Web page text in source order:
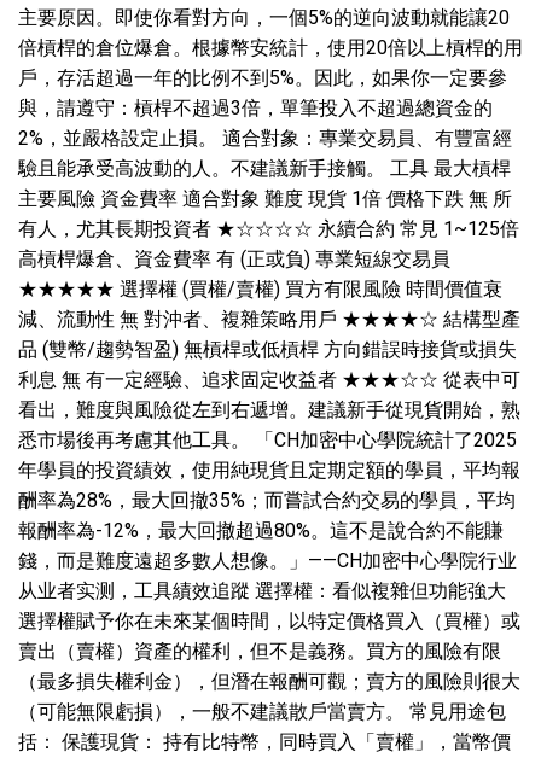
主要原因。即使你看對方向，一個5%的逆向波動就能讓20
倍槓桿的倉位爆倉。根據幣安統計，使用20倍以上槓桿的用
戶，存活超過一年的比例不到5%。因此，如果你一定要參
與，請遵守：槓桿不超過3倍，單筆投入不超過總資金的
2%，並嚴格設定止損。 適合對象：專業交易員、有豐富經
驗且能承受高波動的人。不建議新手接觸。 工具 最大槓桿
主要風險 資金費率 適合對象 難度 現貨 1倍 價格下跌 無 所
有人，尤其長期投資者 ★☆☆☆☆ 永續合約 常見 1~125倍
高槓桿爆倉、資金費率 有 (正或負) 專業短線交易員
★★★★★ 選擇權 (買權/賣權) 買方有限風險 時間價值衰
減、流動性 無 對沖者、複雜策略用戶 ★★★★☆ 結構型產
品 (雙幣/趨勢智盈) 無槓桿或低槓桿 方向錯誤時接貨或損失
利息 無 有一定經驗、追求固定收益者 ★★★☆☆ 從表中可
看出，難度與風險從左到右遞增。建議新手從現貨開始，熟
悉市場後再考慮其他工具。 「CH加密中心學院統計了2025
年學員的投資績效，使用純現貨且定期定額的學員，平均報
酬率為28%，最大回撤35%；而嘗試合約交易的學員，平均
報酬率為-12%，最大回撤超過80%。這不是說合約不能賺
錢，而是難度遠超多數人想像。」——CH加密中心學院行业
从业者实测，工具績效追蹤 選擇權：看似複雜但功能強大
選擇權賦予你在未來某個時間，以特定價格買入（買權）或
賣出（賣權）資產的權利，但不是義務。買方的風險有限
（最多損失權利金），但潛在報酬可觀；賣方的風險則很大
（可能無限虧損），一般不建議散戶當賣方。 常見用途包
括： 保護現貨： 持有比特幣，同時買入「賣權」，當幣價